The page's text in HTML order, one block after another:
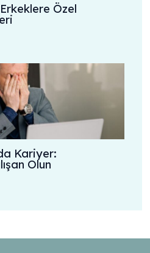
Özel
Kariyer:
Olun